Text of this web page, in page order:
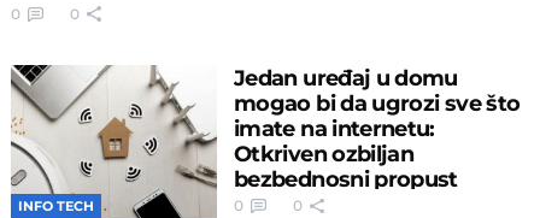
0 0
INFO TECH
Jedan uređaj u domu
mogao bi da ugrozi sve što
imate na internetu:
Otkriven ozbiljan
bezbednosni propust
0 0